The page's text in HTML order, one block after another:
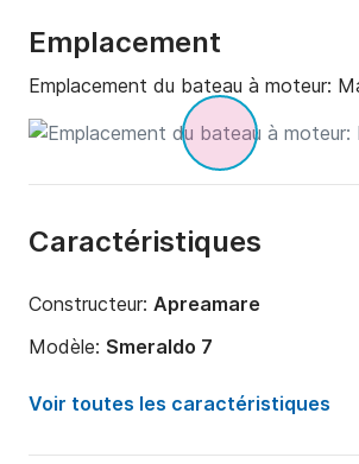
Emplacement
Emplacement du bateau à moteur:
Caractéristiques
Constructeur: Apreamare
Modèle: Smeraldo 7
Puissance moteur:
160cv
Voir toutes les caractéristiques